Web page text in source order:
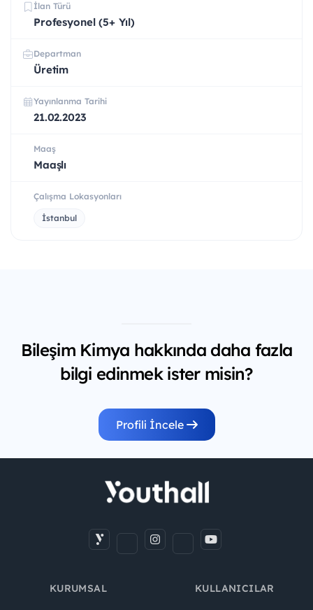
İlan Türü
Profesyonel (5+ Yıl)
Departman
Üretim
Yayınlanma Tarihi
21.02.2023
Maaş
Maaşlı
Çalışma Lokasyonları
İstanbul
Bileşim Kimya hakkında daha fazla
bilgi edinmek ister misin?
Profili İncele
KURUMSAL KULLANICILAR